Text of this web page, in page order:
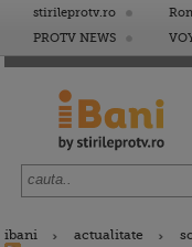
stirileprotv.ro
PROTV NEWS
ibani actualitate